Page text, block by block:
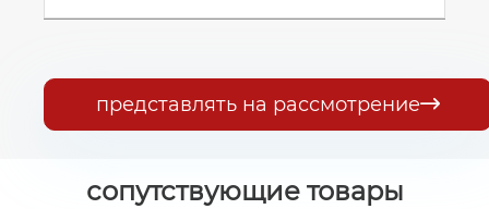
представлять на рассмотрение
сопутствующие товары